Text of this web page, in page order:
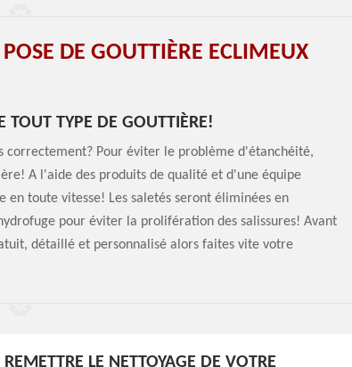
DE GOUTTIÈRE ECLIMEUX
TOUT TYPE DE GOUTTIÈRE!
correctement? Pour éviter le problème d'étanchéité,
A l'aide des produits de qualité et d'une équipe
toute vitesse! Les saletés seront éliminées en
pour éviter la prolifération des salissures! Avant
détaillé et personnalisé alors faites vite votre
LE NETTOYAGE DE VOTRE